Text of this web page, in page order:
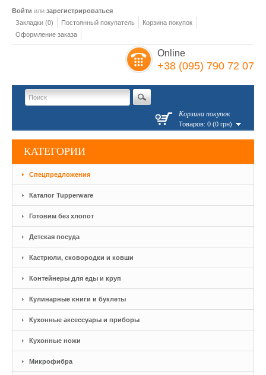
Войти или зарегистрироваться
Закладки (0)
Постоянный покупатель
Корзина покупок
Оформление заказа
Online
+38 (095) 790 72 07
Корзина покупок
Товаров: 0 (0 грн)
КАТЕГОРИИ
Спецпредложения
Каталог Tupperware
Готовим без хлопот
Детская посуда
Кастрюли, сковородки и ковши
Контейнеры для еды и круп
Кулинарные книги и буклеты
Кухонные аксессуары и приборы
Кухонные ножи
Микрофибра